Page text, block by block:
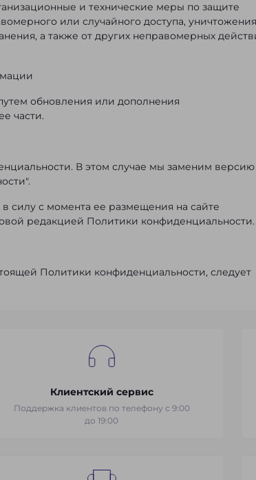
и технические меры по защите
или случайного доступа,
а также от других неправомерных
обновления или дополнения
части.
В этом случае мы заменим версию
силу с момента ее размещения на сайте
редакцией Политики конфиденциальности.
Политики конфиденциальности, следует
Клиентский сервис
Поддержка клиентов по телефону с 9:00
до 19:00